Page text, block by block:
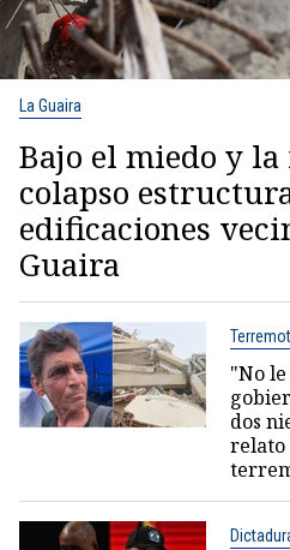
La Guaira
Bajo el miedo y
colapso
edificaciones
Guaira
"No
dos
relato